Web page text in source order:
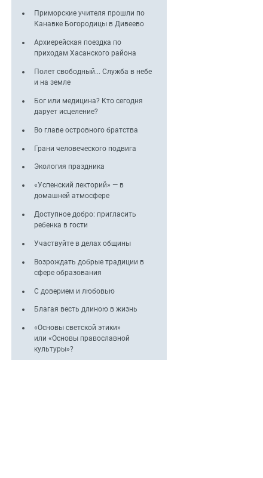
Приморские учителя прошли по
Канавке Богородицы в Дивеево
Архиерейская поездка по
приходам Хасанского района
Полет свободный... Служба в небе
и на земле
Бог или медицина? Кто сегодня
дарует исцеление?
Во главе островного братства
Грани человеческого подвига
Экология праздника
«Успенский лекторий» — в
домашней атмосфере
Доступное добро: пригласить
ребенка в гости
Участвуйте в делах общины
Возрождать добрые традиции в
сфере образования
С доверием и любовью
Благая весть длиною в жизнь
«Основы светской этики»
или «Основы православной
культуры»?